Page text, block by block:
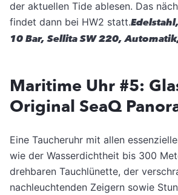
der aktuellen Tide ablesen. Das
findet dann bei HW2 statt.
10 Bar, Sellita SW 220,
Maritime Uhr #5:
Original SeaQ
Eine Taucheruhr mit allen
wie der Wasserdichtheit bis 300
drehbaren Tauchlünette, der
nachleuchtenden Zeigern sowie